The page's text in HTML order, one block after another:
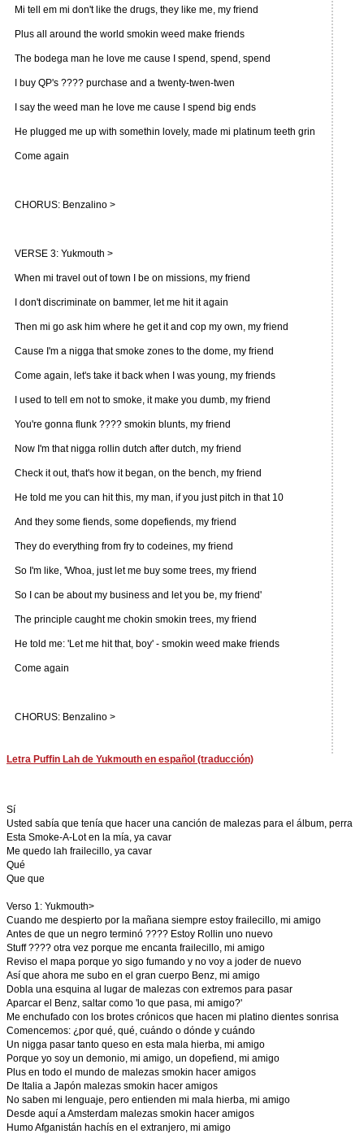
Mi tell em mi don't like the drugs, they like me, my friend
Plus all around the world smokin weed make friends
The bodega man he love me cause I spend, spend, spend
I buy QP's ???? purchase and a twenty-twen-twen
I say the weed man he love me cause I spend big ends
He plugged me up with somethin lovely, made mi platinum teeth grin
Come again
CHORUS: Benzalino >
VERSE 3: Yukmouth >
When mi travel out of town I be on missions, my friend
I don't discriminate on bammer, let me hit it again
Then mi go ask him where he get it and cop my own, my friend
Cause I'm a nigga that smoke zones to the dome, my friend
Come again, let's take it back when I was young, my friends
I used to tell em not to smoke, it make you dumb, my friend
You're gonna flunk ???? smokin blunts, my friend
Now I'm that nigga rollin dutch after dutch, my friend
Check it out, that's how it began, on the bench, my friend
He told me you can hit this, my man, if you just pitch in that 10
And they some fiends, some dopefiends, my friend
They do everything from fry to codeines, my friend
So I'm like, 'Whoa, just let me buy some trees, my friend
So I can be about my business and let you be, my friend'
The principle caught me chokin smokin trees, my friend
He told me: 'Let me hit that, boy' - smokin weed make friends
Come again
CHORUS: Benzalino >
Letra Puffin Lah de Yukmouth en español (traducción)
Sí
Usted sabía que tenía que hacer una canción de malezas para el álbum, perra
Esta Smoke-A-Lot en la mía, ya cavar
Me quedo lah frailecillo, ya cavar
Qué
Que que
Verso 1: Yukmouth>
Cuando me despierto por la mañana siempre estoy frailecillo, mi amigo
Antes de que un negro terminó ???? Estoy Rollin uno nuevo
Stuff ???? otra vez porque me encanta frailecillo, mi amigo
Reviso el mapa porque yo sigo fumando y no voy a joder de nuevo
Así que ahora me subo en el gran cuerpo Benz, mi amigo
Dobla una esquina al lugar de malezas con extremos para pasar
Aparcar el Benz, saltar como 'lo que pasa, mi amigo?'
Me enchufado con los brotes crónicos que hacen mi platino dientes sonrisa
Comencemos: ¿por qué, qué, cuándo o dónde y cuándo
Un nigga pasar tanto queso en esta mala hierba, mi amigo
Porque yo soy un demonio, mi amigo, un dopefiend, mi amigo
Plus en todo el mundo de malezas smokin hacer amigos
De Italia a Japón malezas smokin hacer amigos
No saben mi lenguaje, pero entienden mi mala hierba, mi amigo
Desde aquí a Amsterdam malezas smokin hacer amigos
Humo Afganistán hachís en el extranjero, mi amigo